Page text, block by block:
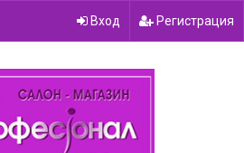
Вход Регистрация